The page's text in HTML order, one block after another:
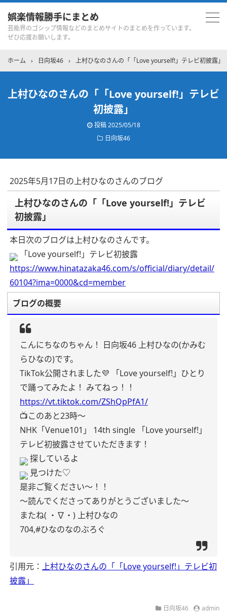
娯楽情報勝手にまとめ
芸能界のゴシップ情報などのまとめサイトのまとめを作っています。
ぜひ応援お願いします。
ホーム › 日向坂46 › 上村ひなのさんの「「Love yourself!」テレビ初披露」
上村ひなのさんの「「Love yourself!」テレビ
初披露」
投稿2025/05/18
日向坂46
2025年5月17日の上村ひなのさんのブログ
上村ひなのさんの「「Love yourself!」テレビ
初披露」
本日次のブログは上村ひなのさんです。
「Love yourself!」テレビ初披露
https://www.hinatazaka46.com/s/official/diary/detail/
60104?ima=0000&cd=member
ブログの概要
こんにちなのちゃん！ 日向坂46 上村ひなの(かみむ
らひなの)です。
TikTok公開されました💜
「Love yourself!」ひとり
で踊ってみたよ！ みてねっ！！
https://vt.tiktok.com/ZShQpPfA1/
📺このあと23時〜
NHK「Venue101」
14th single 「Love yourself!」
テレビ初披露させていただきます！
探しているよ
見つけた♡
是非ご覧ください〜！！
〜読んでくださってありがとうございました〜
またね( ・∇・) 上村ひなの
704,#ひなのなのぶろぐ
引用元： 上村ひなのさんの「「Love yourself!」テレビ初
披露」
日向坂46 admin